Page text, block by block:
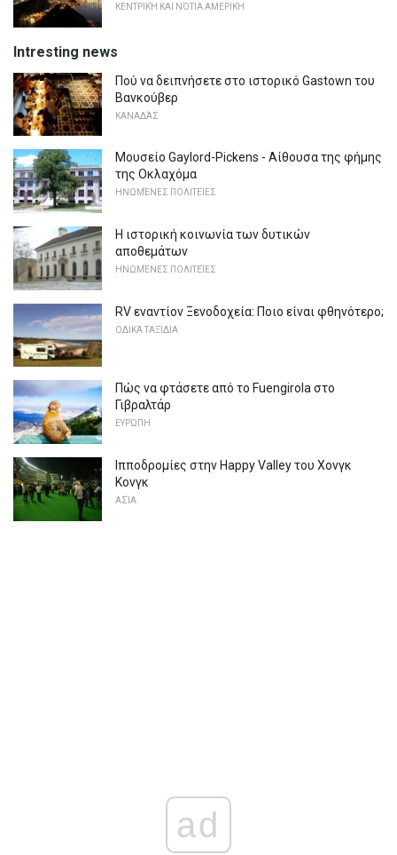
ΚΕΝΤΡΙΚΉ ΚΑΙ ΝΌΤΙΑ ΑΜΕΡΙΚΉ
Intresting news
Πού να δειπνήσετε στο ιστορικό Gastown του
Βανκούβερ
ΚΑΝΑΔΆΣ
Μουσείο Gaylord-Pickens - Αίθουσα της φήμης
της Οκλαχόμα
ΗΝΩΜΈΝΕΣ ΠΟΛΙΤΕΊΕΣ
Η ιστορική κοινωνία των δυτικών
αποθεμάτων
ΗΝΩΜΈΝΕΣ ΠΟΛΙΤΕΊΕΣ
RV εναντίον Ξενοδοχεία: Ποιο είναι φθηνότερο;
ΟΔΙΚΆ ΤΑΞΊΔΙΑ
Πώς να φτάσετε από το Fuengirola στο
Γιβραλτάρ
ΕΥΡΏΠΗ
Ιπποδρομίες στην Happy Valley του Χονγκ
Κονγκ
ΑΣΊΑ
ad